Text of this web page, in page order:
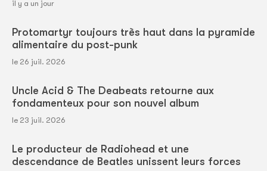
il y a un jour
Protomartyr toujours très haut dans la pyramide
alimentaire du post-punk
le 26 juil. 2026
Uncle Acid & The Deabeats retourne aux
fondamenteux pour son nouvel album
le 23 juil. 2026
Le producteur de Radiohead et une
descendance de Beatles unissent leurs forces